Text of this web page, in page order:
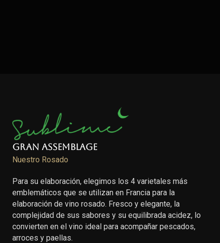
Gran Assemblage
Nuestro Rosado
Para su elaboración, elegimos los 4 varietales más
emblemáticos que se utilizan en Francia para la
elaboración de vino rosado. Fresco y elegante, la
complejidad de sus sabores y su equilibrada acidez, lo
convierten en el vino ideal para acompañar pescados,
arroces y paellas.